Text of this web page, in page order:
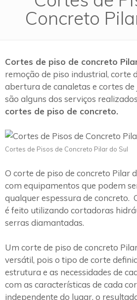
Concreto
Cortes de piso de concreto
remoção de piso industrial, corte
abertura de canaletas e cortes
são alguns dos serviços
cortes de piso de concreto.
Cortes de Pisos de Concreto Pilar do Sul
O corte de piso de concreto Pilar
com equipamentos que podem
qualquer espessura de concreto.
é feito utilizando cortadoras
serras diamantadas.
Um corte de piso de concreto
versátil, pois o tipo de corte
estrutura e as necessidades de
com as características de cada
independente do lugar, o